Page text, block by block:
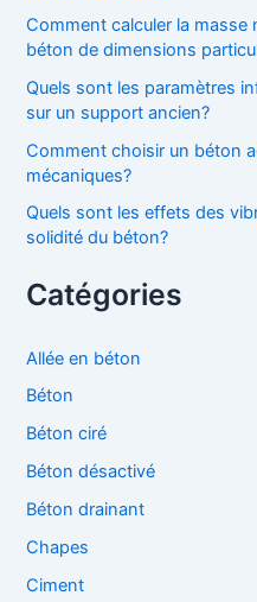
Comment calculer la masse
béton de dimensions
Quels sont les paramètres
sur un support ancien?
Comment choisir un béton
mécaniques?
Quels sont les effets des
solidité du béton?
Catégories
Allée en béton
Béton
Béton ciré
Béton désactivé
Béton drainant
Chapes
Ciment